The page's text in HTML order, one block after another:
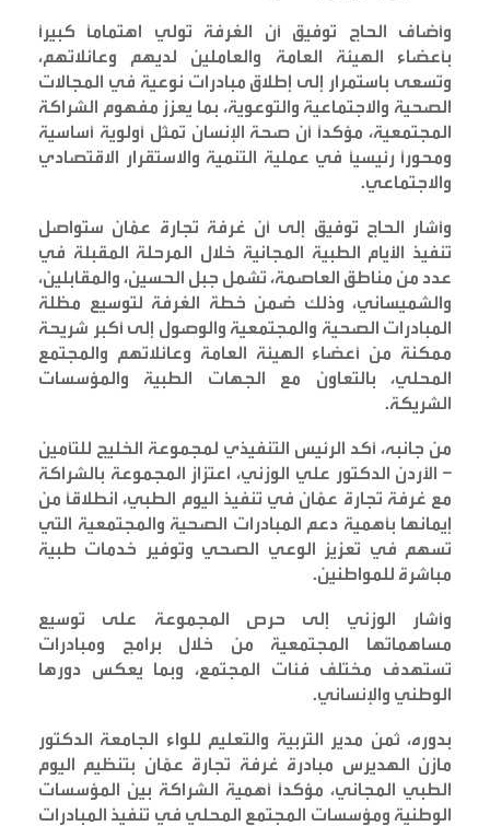
وأضاف الحاج توفيق أن الغرفة تولي اهتماماً كبيراً
بأعضاء الهيئة العامة والعاملين لديهم وعائلاتهم،
وتسعى باستمرار إلى إطلاق مبادرات نوعية في المجالات
الصحية والاجتماعية والتوعوية، بما يعزز مفهوم الشراكة
المجتمعية، مؤكداً أن صحة الإنسان تمثل أولوية أساسية
ومحوراً رئيسياً في عملية التنمية والاستقرار الاقتصادي
والاجتماعي.
وأشار الحاج توفيق إلى أن غرفة تجارة عمّان ستواصل
تنفيذ الأيام الطبية المجانية خلال المرحلة المقبلة في
عدد من مناطق العاصمة، تشمل جبل الحسين، والمقابلين،
والشميساني، وذلك ضمن خطة الغرفة لتوسيع مظلة
المبادرات الصحية والمجتمعية والوصول إلى أكبر شريحة
ممكنة من أعضاء الهيئة العامة وعائلاتهم والمجتمع
المحلي، بالتعاون مع الجهات الطبية والمؤسسات
الشريكة.
من جانبه، أكد الرئيس التنفيذي لمجموعة الخليج للتأمين
– الأردن الدكتور علي الوزني، اعتزاز المجموعة بالشراكة
مع غرفة تجارة عمّان في تنفيذ اليوم الطبي، انطلاقاً من
إيمانها بأهمية دعم المبادرات الصحية والمجتمعية التي
تسهم في تعزيز الوعي الصحي وتوفير خدمات طبية
مباشرة للمواطنين.
وأشار الوزني إلى حرص المجموعة على توسيع
مساهماتها المجتمعية من خلال برامج ومبادرات
تستهدف مختلف فئات المجتمع، وبما يعكس دورها
الوطني والإنساني.
بدوره، ثمن مدير التربية والتعليم للواء الجامعة الدكتور
مازن الهديرس مبادرة غرفة تجارة عمّان بتنظيم اليوم
الطبي المجاني، مؤكداً أهمية الشراكة بين المؤسسات
الوطنية ومؤسسات المجتمع المحلي في تنفيذ المبادرات